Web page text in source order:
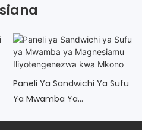
Paneli Ya Sandwichi Ya Sufu
Ya Mwamba Ya